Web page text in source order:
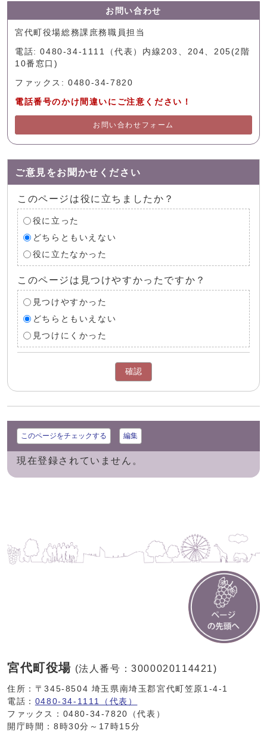
お問い合わせ
宮代町役場総務課庶務職員担当
電話: 0480-34-1111（代表）内線203、204、205(2階
10番窓口)
ファックス: 0480-34-7820
電話番号のかけ間違いにご注意ください！
お問い合わせフォーム
ご意見をお聞かせください
このページは役に立ちましたか？
役に立った
どちらともいえない
役に立たなかった
このページは見つけやすかったですか？
見つけやすかった
どちらともいえない
見つけにくかった
確認
このページをチェックする 編集
現在登録されていません。
宮代町役場 (法人番号：3000020114421)
住所：〒345-8504 埼玉県南埼玉郡宮代町笠原1-4-1
電話： 0480-34-1111（代表）
ファックス：0480-34-7820（代表）
開庁時間：8時30分～17時15分